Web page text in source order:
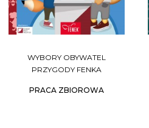
WYBORY OBYWATEL
PRZYGODY FENKA
PRACA ZBIOROWA